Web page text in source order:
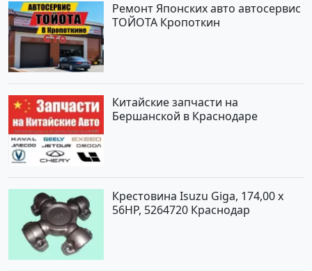
Ремонт Японских авто автосервис
ТОЙОТА Кропоткин
Китайские запчасти на
Бершанской в Краснодаре
Крестовина Isuzu Giga, 174,00 x
56HP, 5264720 Краснодар